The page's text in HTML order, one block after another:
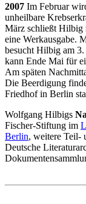
2007 Im Februar
unheilbare
März schließt Hilbig
eine Werkausgabe.
besucht Hilbig am
kann Ende Mai für
Am späten
Die Beerdigung
Friedhof in Berlin
Wolfgang Hilbigs
Fischer-Stiftung im
Berlin, weitere Teil-
Deutsche